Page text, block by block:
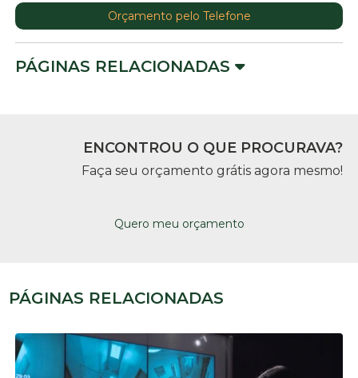
Orçamento pelo Telefone
PÁGINAS RELACIONADAS
ENCONTROU O QUE PROCURAVA?
Faça seu orçamento grátis agora mesmo!
Quero meu orçamento
PÁGINAS RELACIONADAS